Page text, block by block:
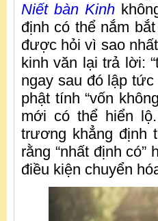
Niết bàn Kinh
định có thể nắm
được hỏi vì sao
kinh văn lại trả lời:
ngay sau đó lập
phật tính “vốn
mới có thể hiển
trương khẳng định
rằng “nhất định có”
điều kiện chuyển